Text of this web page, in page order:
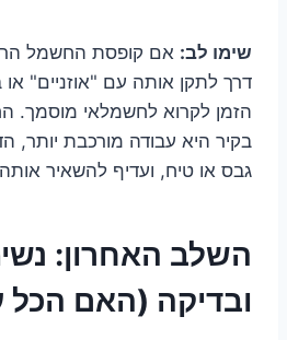
שימו לב: אם קופסת החשמל
דרך לתקן אותה עם "אוזניים" או
הזמן לקרוא לחשמלאי מוסמך.
בקיר היא עבודה מורכבת יותר,
גבס או טיח, ועדיף להשאיר
השלב האחרון:
ובדיקה (האם הכל